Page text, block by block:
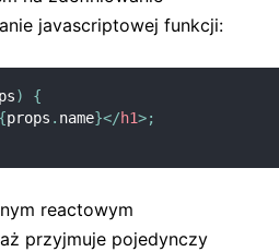
javascriptowej funkcji:
)
{
{props . name}</h1>;
reactowym
przyjmuje pojedynczy